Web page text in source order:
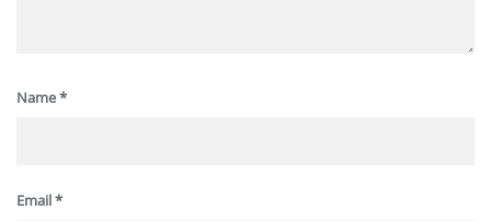
Name*
Email*